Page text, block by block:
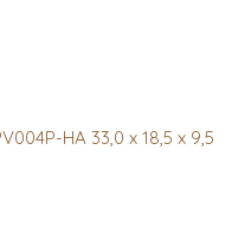
HA 33,0 x 18,5 x 9,5